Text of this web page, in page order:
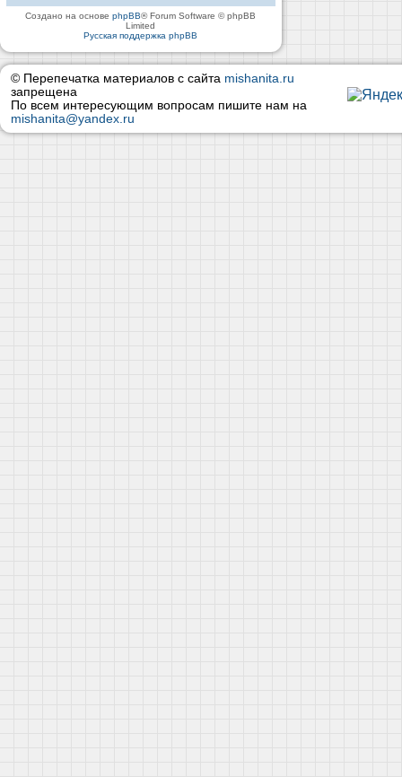
Создано на основеphpBB® Forum Software © phpBB
Limited
Русская поддержка phpBB
© Перепечатка материалов с сайта mishanita.ru
запрещена
По всем интересующим вопросам пишите нам на
mishanita@yandex.ru